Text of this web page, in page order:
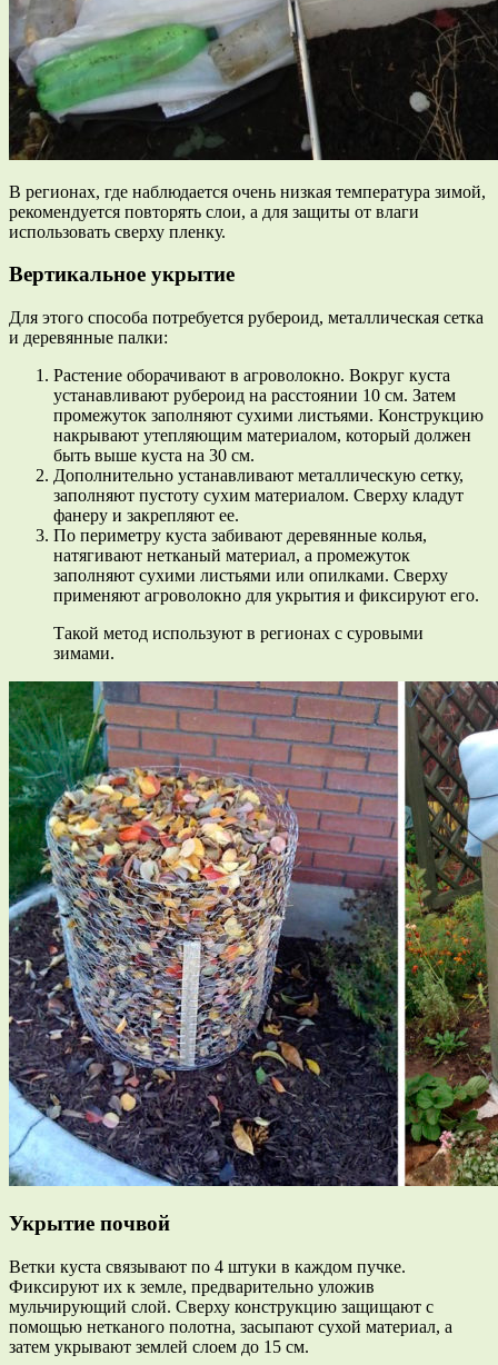
В регионах, где наблюдается очень низкая температура зимой,
рекомендуется повторять слои, а для защиты от влаги
использовать сверху пленку.
Вертикальное укрытие
Для этого способа потребуется рубероид, металлическая сетка
и деревянные палки:
Растение оборачивают в агроволокно. Вокруг куста
устанавливают рубероид на расстоянии 10 см. Затем
промежуток заполняют сухими листьями. Конструкцию
накрывают утепляющим материалом, который должен
быть выше куста на 30 см.
Дополнительно устанавливают металлическую сетку,
заполняют пустоту сухим материалом. Сверху кладут
фанеру и закрепляют ее.
По периметру куста забивают деревянные колья,
натягивают нетканый материал, а промежуток
заполняют сухими листьями или опилками. Сверху
применяют агроволокно для укрытия и фиксируют его.
Такой метод используют в регионах с суровыми
зимами.
Укрытие почвой
Ветки куста связывают по 4 штуки в каждом пучке.
Фиксируют их к земле, предварительно уложив
мульчирующий слой. Сверху конструкцию защищают с
помощью нетканого полотна, засыпают сухой материал, а
затем укрывают землей слоем до 15 см.